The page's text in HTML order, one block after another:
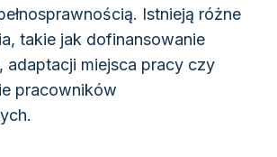
Istnieją różne
takie jak dofinansowanie
adaptacji miejsca pracy czy
pracowników